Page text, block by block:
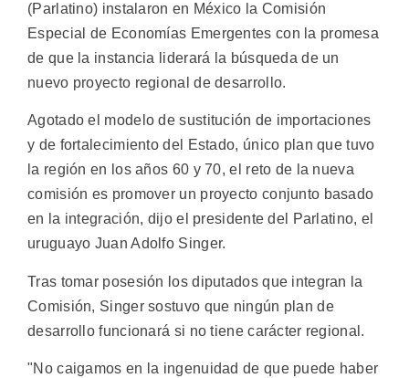
(Parlatino) instalaron en México la Comisión
Especial de Economías Emergentes con la promesa
de que la instancia liderará la búsqueda de un
nuevo proyecto regional de desarrollo.
Agotado el modelo de sustitución de importaciones
y de fortalecimiento del Estado, único plan que tuvo
la región en los años 60 y 70, el reto de la nueva
comisión es promover un proyecto conjunto basado
en la integración, dijo el presidente del Parlatino, el
uruguayo Juan Adolfo Singer.
Tras tomar posesión los diputados que integran la
Comisión, Singer sostuvo que ningún plan de
desarrollo funcionará si no tiene carácter regional.
"No caigamos en la ingenuidad de que puede haber